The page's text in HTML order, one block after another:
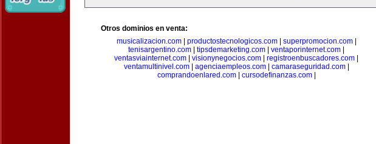
Otros dominios en venta:
musicalizacion.com| productostecnologicos.com| superpromocion.com|
tenisargentino.com
tipsdemarketing.com ventaporinternet.com
ventasviainternet.com
visionynegocios.com registroenbuscadores.com
ventamultinivel.com| agenciaempleos.com| camaraseguridad.com|
comprandoenlared.com| cursodefinanzas.com|